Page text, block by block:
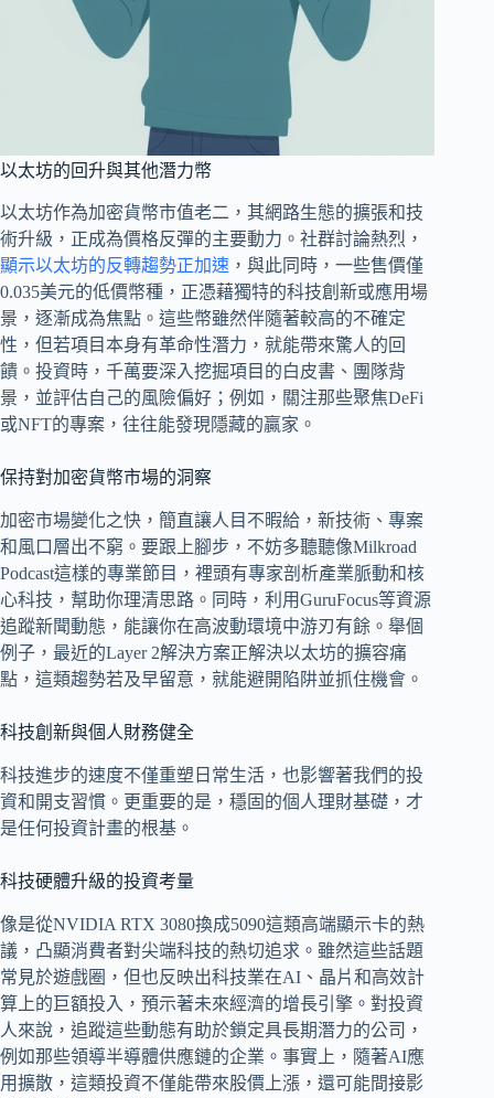
以太坊的回升與其他潛力幣
以太坊作為加密貨幣市值老二，其網路生態的擴張和技
術升級，正成為價格反彈的主要動力。社群討論熱烈，
顯示以太坊的反轉趨勢正加速 ，與此同時，一些售價僅
0.035美元的低價幣種，正憑藉獨特的科技創新或應用場
景，逐漸成為焦點。這些幣雖然伴隨著較高的不確定
性，但若項目本身有革命性潛力，就能帶來驚人的回
饋。投資時，千萬要深入挖掘項目的白皮書、團隊背
景，並評估自己的風險偏好；例如，關注那些聚焦DeFi
或NFT的專案，往往能發現隱藏的贏家。
保持對加密貨幣市場的洞察
加密市場變化之快，簡直讓人目不暇給，新技術、專案
和風口層出不窮。要跟上腳步，不妨多聽聽像Milkroad
Podcast這樣的專業節目，裡頭有專家剖析產業脈動和核
心科技，幫助你理清思路。同時，利用GuruFocus等資源
追蹤新聞動態，能讓你在高波動環境中游刃有餘。舉個
例子，最近的Layer 2解決方案正解決以太坊的擴容痛
點，這類趨勢若及早留意，就能避開陷阱並抓住機會。
科技創新與個人財務健全
科技進步的速度不僅重塑日常生活，也影響著我們的投
資和開支習慣。更重要的是，穩固的個人理財基礎，才
是任何投資計畫的根基。
科技硬體升級的投資考量
像是從NVIDIA RTX 3080換成5090這類高端顯示卡的熱
議，凸顯消費者對尖端科技的熱切追求。雖然這些話題
常見於遊戲圈，但也反映出科技業在AI、晶片和高效計
算上的巨額投入，預示著未來經濟的增長引擎。對投資
人來說，追蹤這些動態有助於鎖定具長期潛力的公司，
例如那些領導半導體供應鏈的企業。事實上，隨著AI應
用擴散，這類投資不僅能帶來股價上漲，還可能間接影